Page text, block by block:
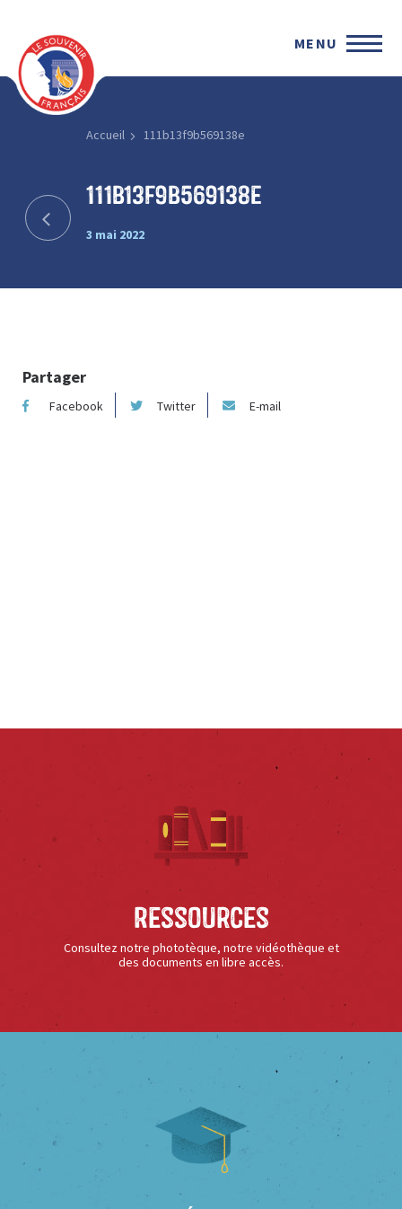
MENU
Accueil 111b13f9b569138e
111b13f9b569138e
3 mai 2022
Partager
Facebook Twitter E-mail
Ressources
Consultez notre phototèque, notre vidéothèque et
des documents en libre accès.